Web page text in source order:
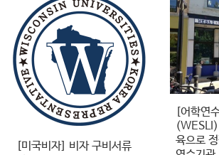
[미국비자] 비자 구비서류
[어학연
육으로